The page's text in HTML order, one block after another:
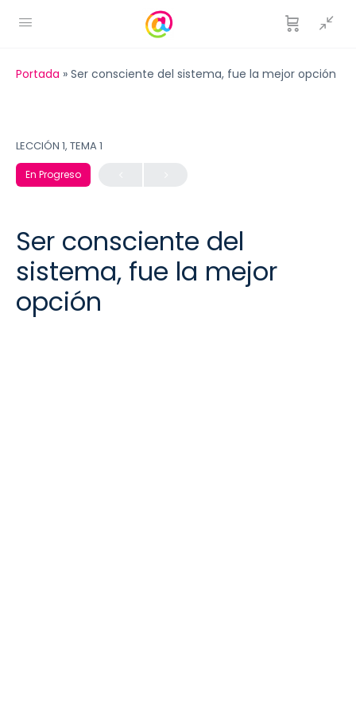
Portada » Ser consciente del sistema, fue la mejor opción
LECCIÓN 1, TEMA 1
En Progreso
Ser consciente del
sistema, fue la mejor
opción